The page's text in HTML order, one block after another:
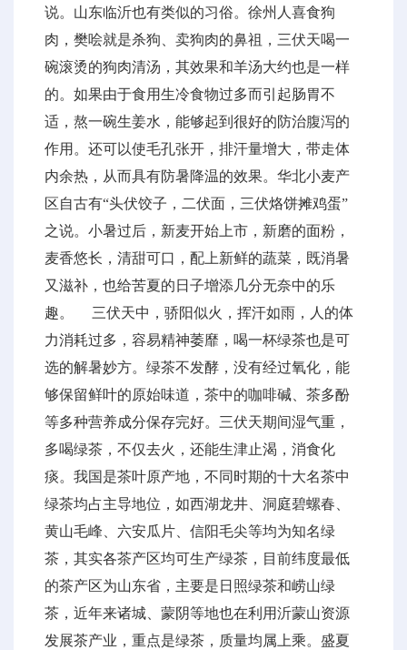
说。山东临沂也有类似的习俗。徐州人喜食狗
肉，樊哙就是杀狗、卖狗肉的鼻祖，三伏天喝一
碗滚烫的狗肉清汤，其效果和羊汤大约也是一样
的。如果由于食用生冷食物过多而引起肠胃不
适，熬一碗生姜水，能够起到很好的防治腹泻的
作用。还可以使毛孔张开，排汗量增大，带走体
内余热，从而具有防暑降温的效果。华北小麦产
区自古有“头伏饺子，二伏面，三伏烙饼摊鸡蛋”
之说。小暑过后，新麦开始上市，新磨的面粉，
麦香悠长，清甜可口，配上新鲜的蔬菜，既消暑
又滋补，也给苦夏的日子增添几分无奈中的乐
趣。 三伏天中，骄阳似火，挥汗如雨，人的体
力消耗过多，容易精神萎靡，喝一杯绿茶也是可
选的解暑妙方。绿茶不发酵，没有经过氧化，能
够保留鲜叶的原始味道，茶中的咖啡碱、茶多酚
等多种营养成分保存完好。三伏天期间湿气重，
多喝绿茶，不仅去火，还能生津止渴，消食化
痰。我国是茶叶原产地，不同时期的十大名茶中
绿茶均占主导地位，如西湖龙井、洞庭碧螺春、
黄山毛峰、六安瓜片、信阳毛尖等均为知名绿
茶，其实各茶产区均可生产绿茶，目前纬度最低
的茶产区为山东省，主要是日照绿茶和崂山绿
茶，近年来诸城、蒙阴等地也在利用沂蒙山资源
发展茶产业，重点是绿茶，质量均属上乘。盛夏